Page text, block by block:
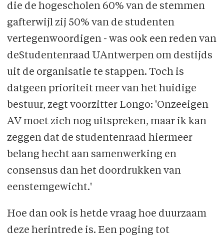
die de hogescholen 60% van de stemmen
gafterwijl zij 50% van de studenten
vertegenwoordigen - was ook een reden van
deStudentenraad UAntwerpen om destijds
uit de organisatie te stappen. Toch is
datgeen prioriteit meer van het huidige
bestuur, zegt voorzitter Longo: 'Onzeeigen
AV moet zich nog uitspreken, maar ik kan
zeggen dat de studentenraad hiermeer
belang hecht aan samenwerking en
consensus dan het doordrukken van
eenstemgewicht.'
Hoe dan ook is hetde vraag hoe duurzaam
deze herintrede is. Een poging tot